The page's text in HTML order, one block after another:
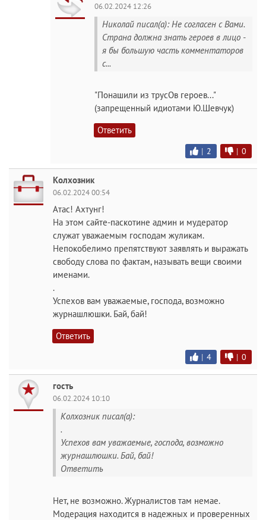
06.02.2024 12:26
Николай писал(а): Не согласен с Вами.
Страна должна знать героев в лицо -
я бы большую часть комментаторов
с...
"Понашили из трусОв героев..."
(запрещенный идиотами Ю.Шевчук)
Ответить
| 2 | 0
Колхозник
06.02.2024 00:54
Атас! Ахтунг!
На этом сайте-паскотине админ и мудератор
служат уважаемым господам жуликам.
Непокобелимо препятствуют заявлять и выражать
свободу слова по фактам, называть вещи своими
именами.
.
Успехов вам уважаемые, господа, возможно
журнашлюшки. Бай, бай!
Ответить
| 4 | 0
гость
06.02.2024 10:10
Колхозник писал(а):
.
Успехов вам уважаемые, господа, возможно
журнашлюшки. Бай, бай!
Ответить
Нет, не возможно. Журналистов там немае.
Модерация находится в надежных и проверенных